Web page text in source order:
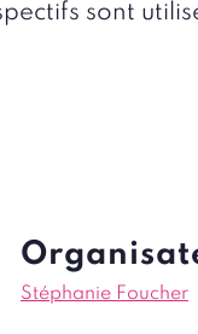
sont
Stéphanie Foucher